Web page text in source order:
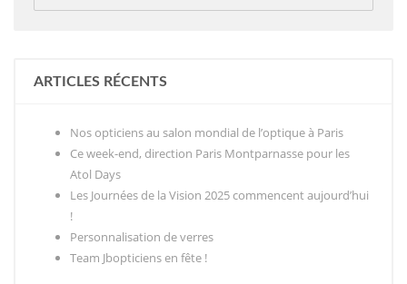
ARTICLES RÉCENTS
Nos opticiens au salon mondial de l’optique à Paris
Ce week-end, direction Paris Montparnasse pour les
Atol Days
Les Journées de la Vision 2025 commencent aujourd’hui
!
Personnalisation de verres
Team Jbopticiens en fête !